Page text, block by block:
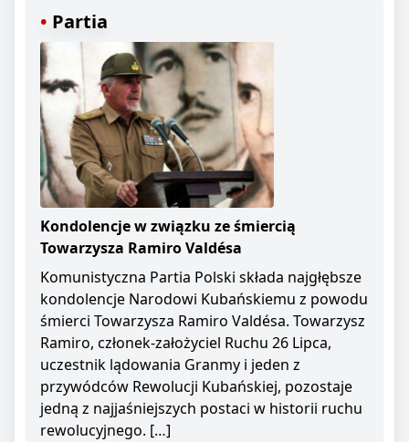
Partia
Kondolencje w związku ze śmiercią
Towarzysza Ramiro Valdésa
Komunistyczna Partia Polski składa najgłębsze
kondolencje Narodowi Kubańskiemu z powodu
śmierci Towarzysza Ramiro Valdésa. Towarzysz
Ramiro, członek-założyciel Ruchu 26 Lipca,
uczestnik lądowania Granmy i jeden z
przywódców Rewolucji Kubańskiej, pozostaje
jedną z najjaśniejszych postaci w historii ruchu
rewolucyjnego. […]